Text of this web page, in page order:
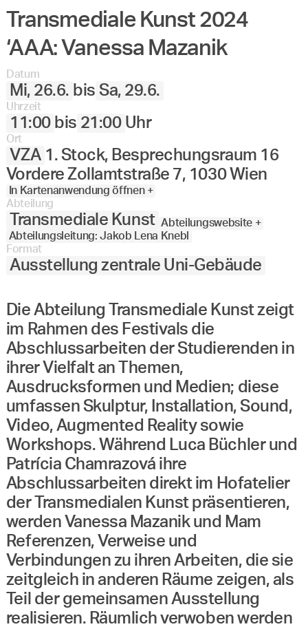
Transmediale Kunst 2024
‘AAA: Vanessa Mazanik
Datum
Mi, 26.6. bis Sa, 29.6.
Uhrzeit
11:00 bis 21:00 Uhr
Ort
VZA 1. Stock, Besprechungsraum 16
Vordere Zollamtstraße 7, 1030 Wien
In Kartenanwendung öffnen +
Abteilung
Transmediale Kunst Abteilungswebsite +
Abteilungsleitung: Jakob Lena Knebl
Format
Ausstellung zentrale Uni-Gebäude
Die Abteilung Transmediale Kunst zeigt
im Rahmen des Festivals die
Abschlussarbeiten der Studierenden in
ihrer Vielfalt an Themen,
Ausdrucksformen und Medien; diese
umfassen Skulptur, Installation, Sound,
Video, Augmented Reality sowie
Workshops. Während Luca Büchler und
Patrícia Chamrazová ihre
Abschlussarbeiten direkt im Hofatelier
der Transmedialen Kunst präsentieren,
werden Vanessa Mazanik und Mam
Referenzen, Verweise und
Verbindungen zu ihren Arbeiten, die sie
zeitgleich in anderen Räume zeigen, als
Teil der gemeinsamen Ausstellung
realisieren. Räumlich verwoben werden